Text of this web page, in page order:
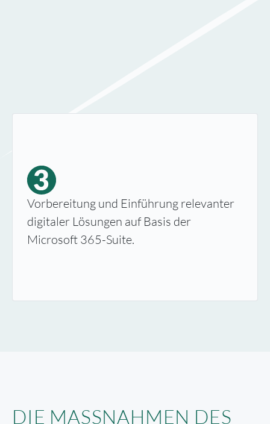
Initialisierung des
Veränderungsprozesses zur digitalen
Transformation über die gesamte Agentur
hinweg.
Technologische und inhaltliche
Optimierung der Rahmenbedingungen für
die digitale und hybride Zusammenarbeit.
Vorbereitung und Einführung relevanter
digitaler Lösungen auf Basis der
Microsoft 365-Suite.
DIE MASSNAHMEN DES G